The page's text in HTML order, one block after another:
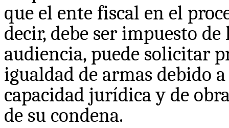
que el ente fiscal en el
decir, debe ser impuesto
audiencia, puede solicitar
igualdad de armas debido
capacidad jurídica y de
de su condena.